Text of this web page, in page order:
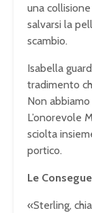
una
salvarsi la
scambio.
Isabella
tradimento
Non
L’onorevole
sciolta
portico.
Le
«Sterling,